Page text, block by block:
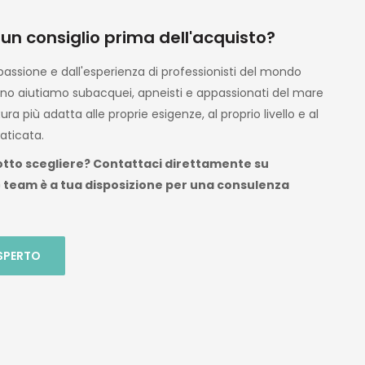
già
consiglio prima dell'acquisto?
e dall'esperienza di professionisti del mondo
aiutiamo subacquei, apneisti e appassionati del mare
più adatta alle proprie esigenze, al proprio livello e al
scegliere? Contattaci direttamente su
è a tua disposizione per una consulenza